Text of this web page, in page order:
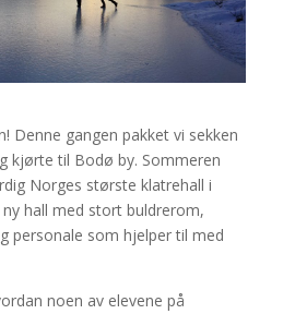
Denne gangen pakket vi sekken
kjørte til Bodø by. Sommeren
Norges største klatrehall i
hall med stort buldrerom,
personale som hjelper til med
noen av elevene på